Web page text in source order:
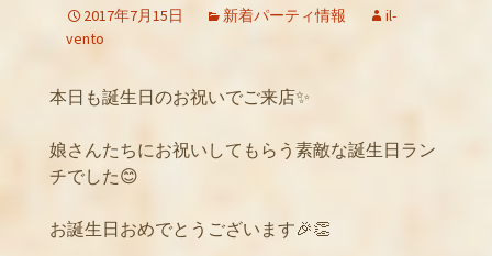
2017年7月15日 新着パーティ情報
il-
vento
本日も誕生日のお祝いでご来店✨
娘さんたちにお祝いしてもらう素敵な誕生日ラン
チでした😊
お誕生日おめでとうございます🎉👏